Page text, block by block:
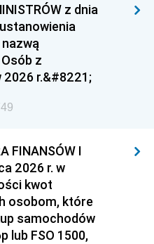
z dnia
z
2026 r.&#8221;
FINANSÓW I
2026 r. w
kwot
osobom, które
samochodów
lub FSO 1500,